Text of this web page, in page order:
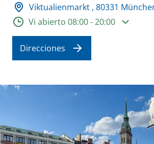
Adresse und
Viktualienmarkt , 80331
Horario de apertura
Vi abierto 08:00 - 20:00
Direcciones